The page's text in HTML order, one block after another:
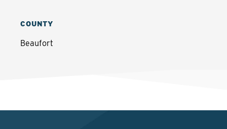
COUNTY
Beaufort